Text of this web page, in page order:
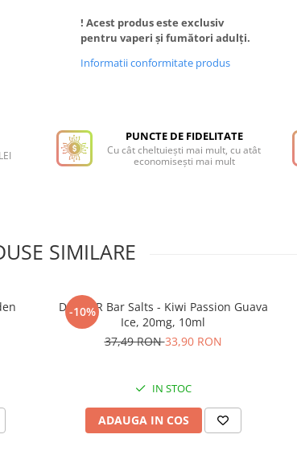
! Acest produs este exclusiv
pentru vaperi și fumători adulți.
Informatii conformitate produs
PUNCTE DE FIDELITATE
Cu cât cheltuiești mai mult, cu atât
economisești mai mult
SIMILARE
-10%
DRIFTER Bar Salts - Kiwi Passion Guava
Ice, 20mg, 10ml
37,49 RON33,90 RON
IN STOC
ADAUGA IN COS